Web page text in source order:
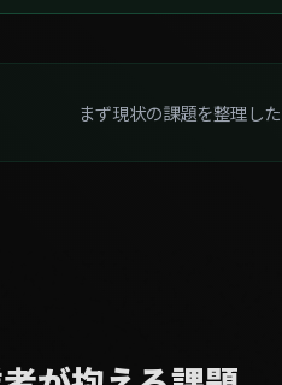
が抱える課題